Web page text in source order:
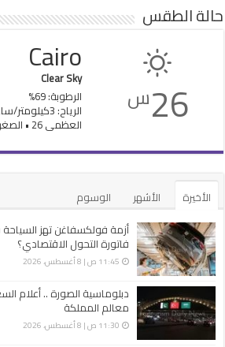
حالة الطقس
26س
Cairo
Clear Sky
الرطوبة: 69%
الرياح: 3كيلومتر/ساعة ش.ش.غ
العظمى 26 • الصغرى 26
الأخيرة الأشهر
الوسوم
أزمة فولكسفاغن تهز السياحة
فاتورة التحول الاقتصادي؟
11:45 ص | 8 أغسطس، 2026
دبلوماسية الصورة .. أعلام
معالم المملكة
11:30 ص | 8 أغسطس، 2026